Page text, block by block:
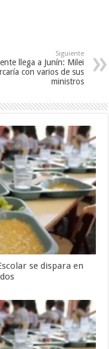
Siguiente
llega a Junín: Milei
con varios de sus
ministros
se dispara en